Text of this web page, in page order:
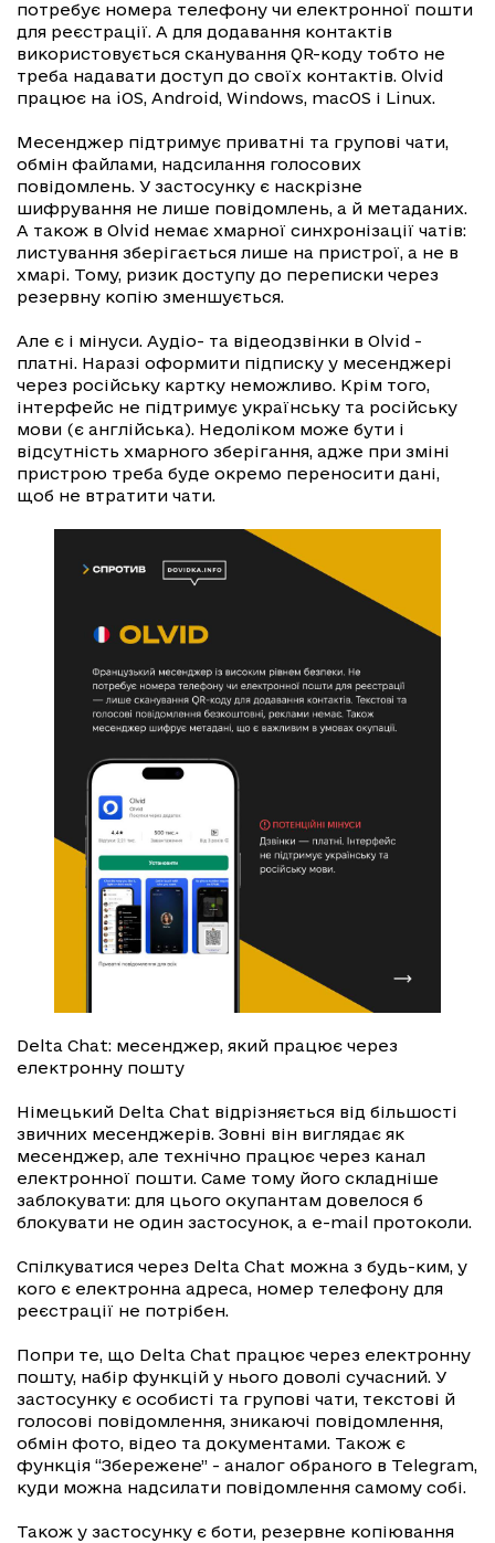
потребує номера телефону чи електронної пошти
для реєстрації. А для додавання контактів
використовується сканування QR-коду тобто не
треба надавати доступ до своїх контактів. Olvid
працює на iOS, Android, Windows, macOS і Linux.
Месенджер підтримує приватні та групові чати,
обмін файлами, надсилання голосових
повідомлень. У застосунку є наскрізне
шифрування не лише повідомлень, а й метаданих.
А також в Olvid немає хмарної синхронізації чатів:
листування зберігається лише на пристрої, а не в
хмарі. Тому, ризик доступу до переписки через
резервну копію зменшується.
Але є і мінуси. Аудіо- та відеодзвінки в Olvid -
платні. Наразі оформити підписку у месенджері
через російську картку неможливо. Крім того,
інтерфейс не підтримує українську та російську
мови (є англійська). Недоліком може бути і
відсутність хмарного зберігання, адже при зміні
пристрою треба буде окремо переносити дані,
щоб не втратити чати.
Delta Chat: месенджер, який працює через
електронну пошту
Німецький Delta Chat відрізняється від більшості
звичних месенджерів. Зовні він виглядає як
месенджер, але технічно працює через канал
електронної пошти. Саме тому його складніше
заблокувати: для цього окупантам довелося б
блокувати не один застосунок, а e-mail протоколи.
Спілкуватися через Delta Chat можна з будь-ким, у
кого є електронна адреса, номер телефону для
реєстрації не потрібен.
Попри те, що Delta Chat працює через електронну
пошту, набір функцій у нього доволі сучасний. У
застосунку є особисті та групові чати, текстові й
голосові повідомлення, зникаючі повідомлення,
обмін фото, відео та документами. Також є
функція “Збережене” - аналог обраного в Telegram,
куди можна надсилати повідомлення самому собі.
Також у застосунку є боти, резервне копіювання